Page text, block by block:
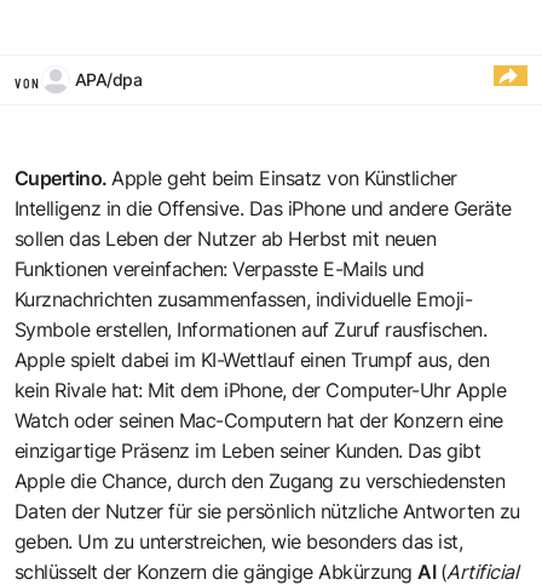
VON APA/dpa
Cupertino. Apple geht beim Einsatz von Künstlicher
Intelligenz in die Offensive. Das iPhone und andere Geräte
sollen das Leben der Nutzer ab Herbst mit neuen
Funktionen vereinfachen: Verpasste E-Mails und
Kurznachrichten zusammenfassen, individuelle Emoji-
Symbole erstellen, Informationen auf Zuruf rausfischen.
Apple spielt dabei im KI-Wettlauf einen Trumpf aus, den
kein Rivale hat: Mit dem iPhone, der Computer-Uhr Apple
Watch oder seinen Mac-Computern hat der Konzern eine
einzigartige Präsenz im Leben seiner Kunden. Das gibt
Apple die Chance, durch den Zugang zu verschiedensten
Daten der Nutzer für sie persönlich nützliche Antworten zu
geben. Um zu unterstreichen, wie besonders das ist,
schlüsselt der Konzern die gängige Abkürzung AI (Artificial